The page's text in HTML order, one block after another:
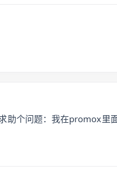
助个问题：我在promox里